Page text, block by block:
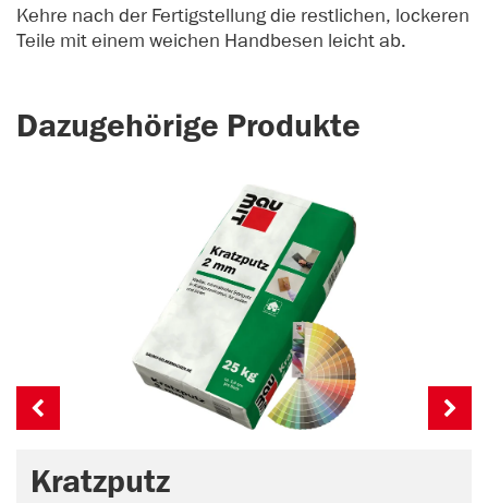
Kehre nach der Fertigstellung die restlichen, lockeren
Teile mit einem weichen Handbesen leicht ab.
Dazugehörige Produkte
Kratzputz